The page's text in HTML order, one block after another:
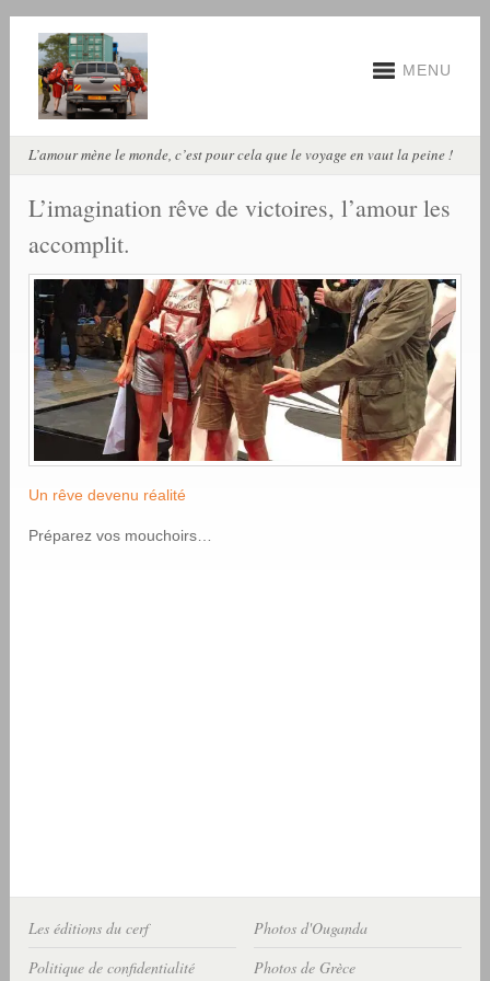
MENU
L’amour mène le monde, c’est pour cela que le voyage en vaut la peine !
L’imagination rêve de victoires, l’amour les
accomplit.
Un rêve devenu réalité
Préparez vos mouchoirs…
Les éditions du cerf
Politique de confidentialité
Photos d'Ouganda
Photos de Grèce